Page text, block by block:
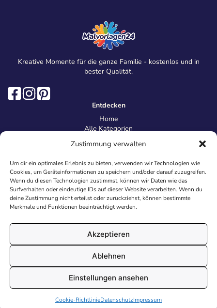
Zustimmung verwalten
Um dir ein optimales Erlebnis zu bieten, verwenden wir Technologien wie
Cookies, um Geräteinformationen zu speichern und/oder darauf zuzugreifen.
Wenn du diesen Technologien zustimmst, können wir Daten wie das
Surfverhalten oder eindeutige IDs auf dieser Website verarbeiten. Wenn du
deine Zustimmung nicht erteilst oder zurückziehst, können bestimmte
Merkmale und Funktionen beeinträchtigt werden.
Akzeptieren
Ablehnen
Einstellungen ansehen
Cookie-RichtlinieDatenschutzImpressum
Kreative Momente für die ganze Familie - kostenlos und in
bester Qualität.
Entdecken
Home
Alle Kategorien
Information
Über uns
Kontakt
Inhaltsrichtlinien
Recht & Datenschutz
Impressum
AGB
Cookies
© 2026 Malvorlagen24.de - Alle Rechte vorbehalten. Made with
♥
in Deutschland.